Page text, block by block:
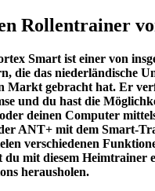
Rollentrainer
Smart ist einer von
die das niederländische
Markt gebracht hat. Er
und du hast die
deinen Computer
ANT+ mit dem Smart-
verschiedenen
du mit diesem Heimtrainer
herausholen.